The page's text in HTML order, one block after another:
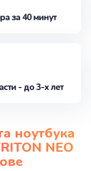
за 40 минут
- до 3-х лет
ноутбука
NEO